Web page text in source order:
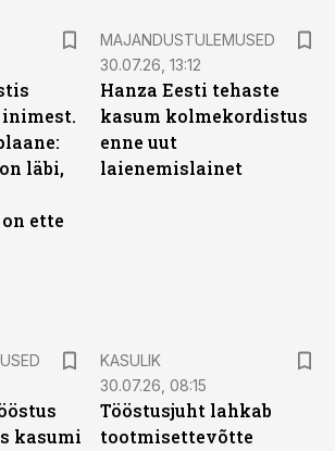
läbi,
ette
MAJANDUSTULEMUSED
30.07.26, 13:12
Hanza Eesti tehaste
kasum kolmekordistus
enne uut
laienemislainet
kasumi
KASULIK
30.07.26, 08:15
Tööstusjuht lahkab
tootmisettevõtte